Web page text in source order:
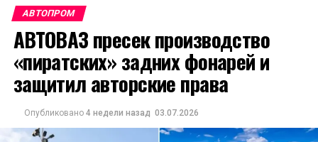
АВТОПРОМ
АВТОВАЗ пресек производство
«пиратских» задних фонарей и
защитил авторские права
Опубликовано 4 недели назад 03.07.2026